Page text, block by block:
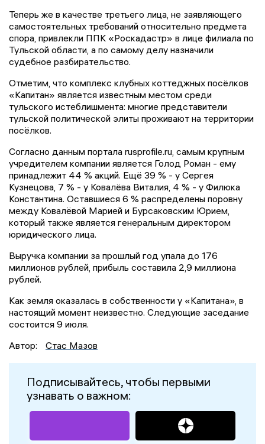
Теперь же в качестве третьего лица, не заявляющего
самостоятельных требований относительно предмета
спора, привлекли ППК «Роскадастр» в лице филиала по
Тульской области, а по самому делу назначили
судебное разбирательство.
Отметим, что комплекс клубных коттеджных посёлков
«Капитан» является известным местом среди
тульского истеблишмента: многие представители
тульской политической элиты проживают на территории
посёлков.
Согласно данным портала rusprofile.ru, самым крупным
учредителем компании является Голод Роман - ему
принадлежит 44 % акций. Ещё 39 % - у Сергея
Кузнецова, 7 % - у Ковалёва Виталия, 4 % - у Филюка
Константина. Оставшиеся 6 % распределены поровну
между Ковалёвой Марией и Бурсаковским Юрием,
который также является генеральным директором
юридического лица.
Выручка компании за прошлый год упала до 176
миллионов рублей, прибыль составила 2,9 миллиона
рублей.
Как земля оказалась в собственности у «Капитана», в
настоящий момент неизвестно. Следующие заседание
состоится 9 июля.
Автор:
Стас Мазов
Подписывайтесь, чтобы первыми
узнавать о важном: